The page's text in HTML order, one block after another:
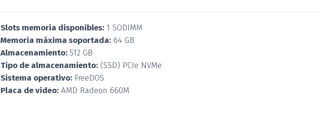
Slots memoria disponibles:1 SODIMM
Memoria máxima soportada:64 GB
Almacenamiento:512 GB
Tipo de almacenamiento:(SSD) PCIe NVMe
Sistema operativo:FreeDOS
Placa de video:AMD Radeon 660M